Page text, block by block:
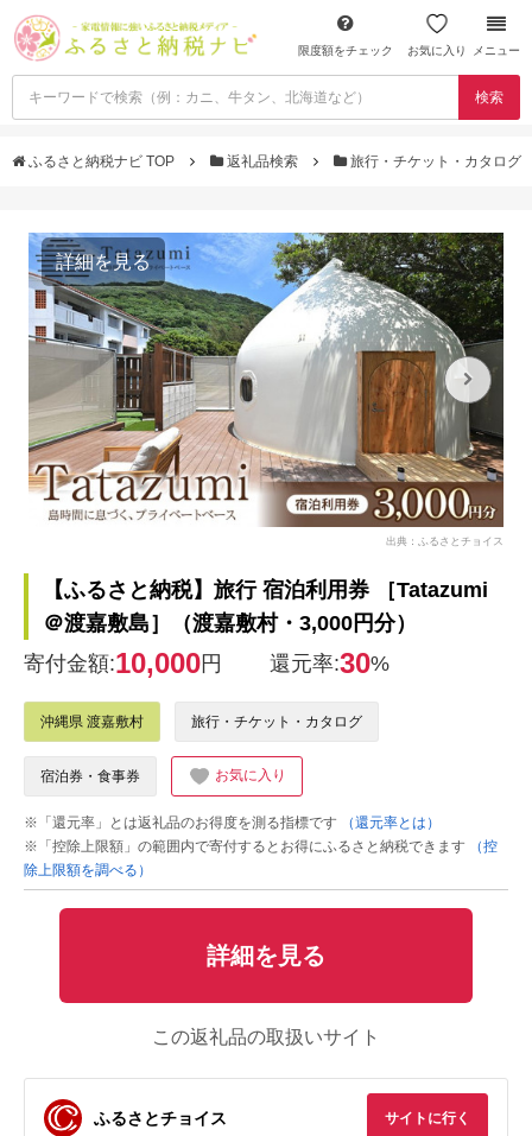
限度額をチェック お気に入り メニュー
検索
ふるさと納税ナビ TOP 返礼品検索 旅行・チケット・カタログ
詳細を見る
出典：ふるさとチョイス
【ふるさと納税】旅行 宿泊利用券 ［Tatazumi
＠渡嘉敷島］（渡嘉敷村・3,000円分）
寄付金額:10,000円 還元率:30%
沖縄県 渡嘉敷村 旅行・チケット・カタログ
宿泊券・食事券 お気に入り
※「還元率」とは返礼品のお得度を測る指標です
（還元率とは）
※「控除上限額」の範囲内で寄付するとお得にふるさと納税できます
（控
除上限額を調べる）
詳細を見る
この返礼品の取扱いサイト
ふるさとチョイス サイトに行く